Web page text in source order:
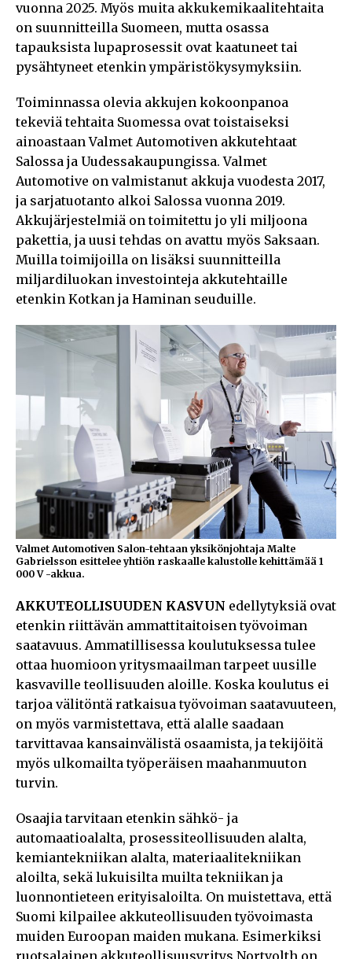
vuonna 2025. Myös muita akkukemikaalitehtaita
on suunnitteilla Suomeen, mutta osassa
tapauksista lupaprosessit ovat kaatuneet tai
pysähtyneet etenkin ympäristökysymyksiin.
Toiminnassa olevia akkujen kokoonpanoa
tekeviä tehtaita Suomessa ovat toistaiseksi
ainoastaan Valmet Automotiven akkutehtaat
Salossa ja Uudessakaupungissa. Valmet
Automotive on valmistanut akkuja vuodesta 2017,
ja sarjatuotanto alkoi Salossa vuonna 2019.
Akkujärjestelmiä on toimitettu jo yli miljoona
pakettia, ja uusi tehdas on avattu myös Saksaan.
Muilla toimijoilla on lisäksi suunnitteilla
miljardiluokan investointeja akkutehtaille
etenkin Kotkan ja Haminan seuduille.
Valmet Automotiven Salon-tehtaan yksikönjohtaja Malte
Gabrielsson esittelee yhtiön raskaalle kalustolle kehittämää 1
000 V -akkua.
AKKUTEOLLISUUDEN KASVUN edellytyksiä ovat
etenkin riittävän ammattitaitoisen työvoiman
saatavuus. Ammatillisessa koulutuksessa tulee
ottaa huomioon yritysmaailman tarpeet uusille
kasvaville teollisuuden aloille. Koska koulutus ei
tarjoa välitöntä ratkaisua työvoiman saatavuuteen,
on myös varmistettava, että alalle saadaan
tarvittavaa kansainvälistä osaamista, ja tekijöitä
myös ulkomailta työperäisen maahanmuuton
turvin.
Osaajia tarvitaan etenkin sähkö- ja
automaatioalalta, prosessiteollisuuden alalta,
kemiantekniikan alalta, materiaalitekniikan
aloilta, sekä lukuisilta muilta tekniikan ja
luonnontieteen erityisaloilta. On muistettava, että
Suomi kilpailee akkuteollisuuden työvoimasta
muiden Euroopan maiden mukana. Esimerkiksi
ruotsalainen akkuteollisuusyritys Nortvolth on